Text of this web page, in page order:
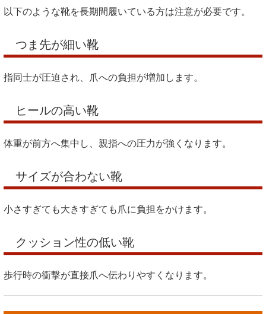
以下のような靴を長期間履いている方は注意が必要です。
つま先が細い靴
指同士が圧迫され、爪への負担が増加します。
ヒールの高い靴
体重が前方へ集中し、親指への圧力が強くなります。
サイズが合わない靴
小さすぎても大きすぎても爪に負担をかけます。
クッション性の低い靴
歩行時の衝撃が直接爪へ伝わりやすくなります。